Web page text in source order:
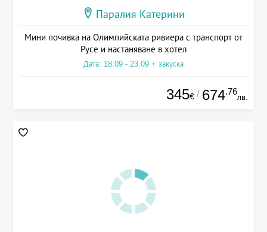
Паралия Катерини
Мини почивка на Олимпийската ривиера с транспорт от
Русе и настаняване в хотел
Дата: 18.09 - 23.09 + закуска
345€ / 674.76
лв.